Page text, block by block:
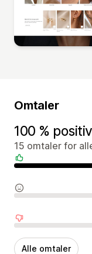
Omtaler
100 %
15 omtaler for
Positive omtaler
Nøytrale omtaler
Negative omtaler
Alle omtaler